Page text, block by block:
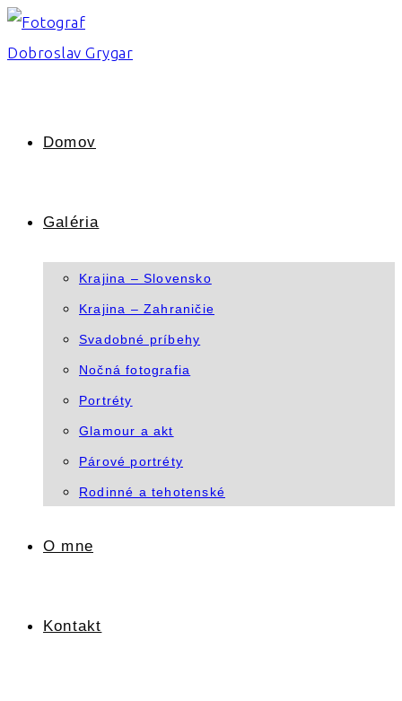
Skip
to
Domov
Galéria
Krajina – Slovensko
Krajina – Zahraničie
Svadobné príbehy
Nočná fotografia
Portréty
Glamour a akt
Párové portréty
Rodinné a tehotenské
O mne
Kontakt